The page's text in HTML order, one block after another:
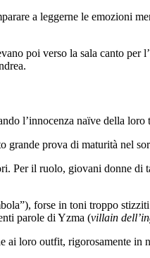
a leggerne le emozioni
poi verso la sala canto
l’innocenza naïve della
grande prova di maturità nel
Per il ruolo, giovani donne di
forse in toni troppo
parole di Yzma (villain
ai loro outfit, rigorosamente in